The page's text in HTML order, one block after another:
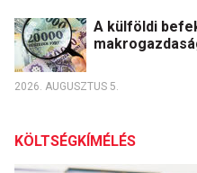
A külföldi
2026. AUGUSZTUS 5.
KÖLTSÉGKÍMÉLÉS